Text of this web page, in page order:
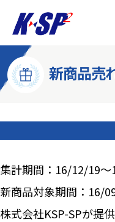
新商品売
集計期間：16/12/19
新商品対象期間：16/
株式会社KSP-SPが提